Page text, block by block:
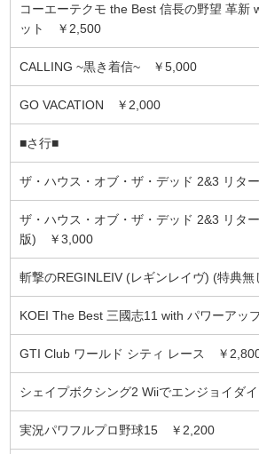
コーエーテクモ the Best 信長の野望 革新
ット ￥2,500
CALLING ~黒き着信~ ￥5,000
GO VACATION ￥2,000
■さ行■
ザ・ハウス・オブ・ザ・デッド 2&3 リタ
ザ・ハウス・オブ・ザ・デッド 2&3 リタ
版) ￥3,000
斬撃のREGINLEIV (レギンレイヴ) (特典
KOEI The Best 三國志11 with パワーア
GTI Club ワールド シティ レース ￥
シェイプボクシング2 Wiiでエンジョイダ
実況パワフルプロ野球15 ￥2,200